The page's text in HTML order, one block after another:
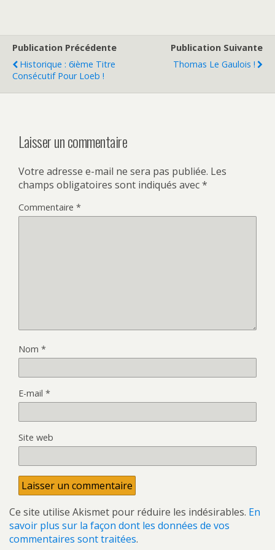
Publication Précédente
Historique : 6ième Titre
Consécutif Pour Loeb !
Publication Suivante
Thomas Le Gaulois !
Laisser un commentaire
Votre adresse e-mail ne sera pas publiée. Les
champs obligatoires sont indiqués avec*
Commentaire *
Nom *
E-mail *
Site web
Ce site utilise Akismet pour réduire les indésirables. En
savoir plus sur la façon dont les données de vos
commentaires sont traitées.